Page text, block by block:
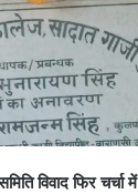
विवाद फिर चर्चा में